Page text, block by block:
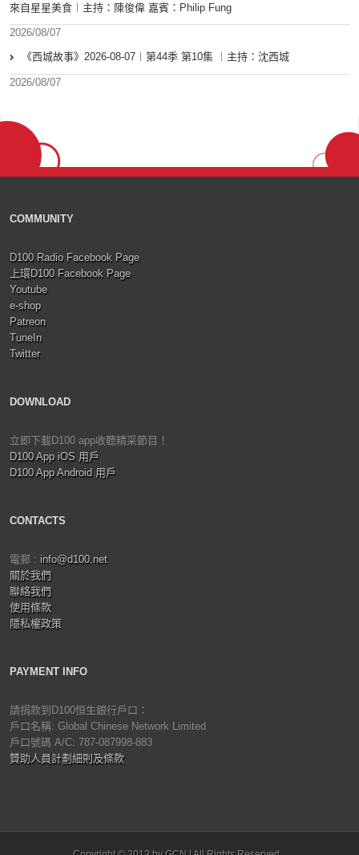
來自星星美食︱主持：陳俊偉 嘉賓：Philip Fung
2026/08/07
《西城故事》2026-08-07︱第44季 第10集 ︱主持：沈西城
2026/08/07
COMMUNITY
D100 Radio Facebook Page
上環D100 Facebook Page
Youtube
e-shop
Patreon
TuneIn
Twitter
DOWNLOAD
立即下載D100 app收聽精采節目！
D100 App iOS 用戶
D100 App Android 用戶
CONTACTS
電郵 : info@d100.net
關於我們
聯絡我們
使用條款
隱私權政策
PAYMENT INFO
請捐款到D100恒生銀行戶口：
戶口名稱: Global Chinese Network Limited
戶口號碼 A/C: 787-087998-883
贊助人員計劃細則及條款